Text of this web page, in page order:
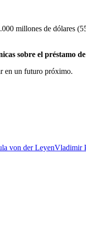
millones de dólares
sobre el préstamo
en un futuro próximo.
von der LeyenVladimir